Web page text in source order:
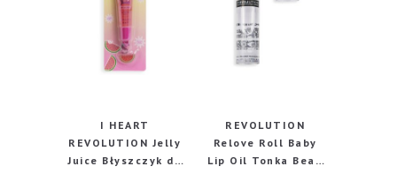
I HEART
REVOLUTION Jelly
Juice Błyszczyk do
REVOLUTION
Relove Roll Baby
Lip Oil Tonka Bean